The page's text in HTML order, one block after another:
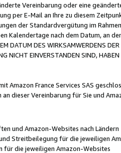
Vereinbarung oder eine
per E-Mail an Ihre zu diesem
der Standardvergütung im
Kalendertage nach dem Datum, an
DATUM DES WIRKSAMWERDENS
NICHT EINVERSTANDEN SIND,
Amazon France Services SAS
dieser Vereinbarung für Sie und
und Amazon-Websites nach Ländern
Streitbeilegung für die jeweiligen
für die jeweiligen Amazon-Websites